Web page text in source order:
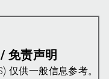
免责声明
仅供一般信息参考。